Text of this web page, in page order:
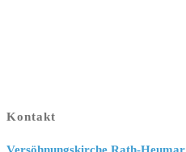
Kontakt